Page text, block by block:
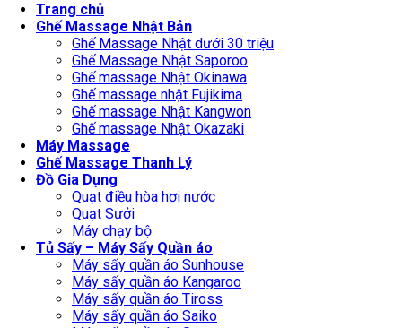
Trang chủ
Ghế Massage Nhật Bản
Ghế Massage Nhật dưới 30 triệu
Ghế Massage Nhật Saporoo
Ghế massage Nhật Okinawa
Ghế massage nhật Fujikima
Ghế massage Nhật Kangwon
Ghế massage Nhật Okazaki
Máy Massage
Ghế Massage Thanh Lý
Đồ Gia Dụng
Quạt điều hòa hơi nước
Quạt Sưởi
Máy chạy bộ
Tủ Sấy – Máy Sấy Quần áo
Máy sấy quần áo Sunhouse
Máy sấy quần áo Kangaroo
Máy sấy quần áo Tiross
Máy sấy quần áo Saiko